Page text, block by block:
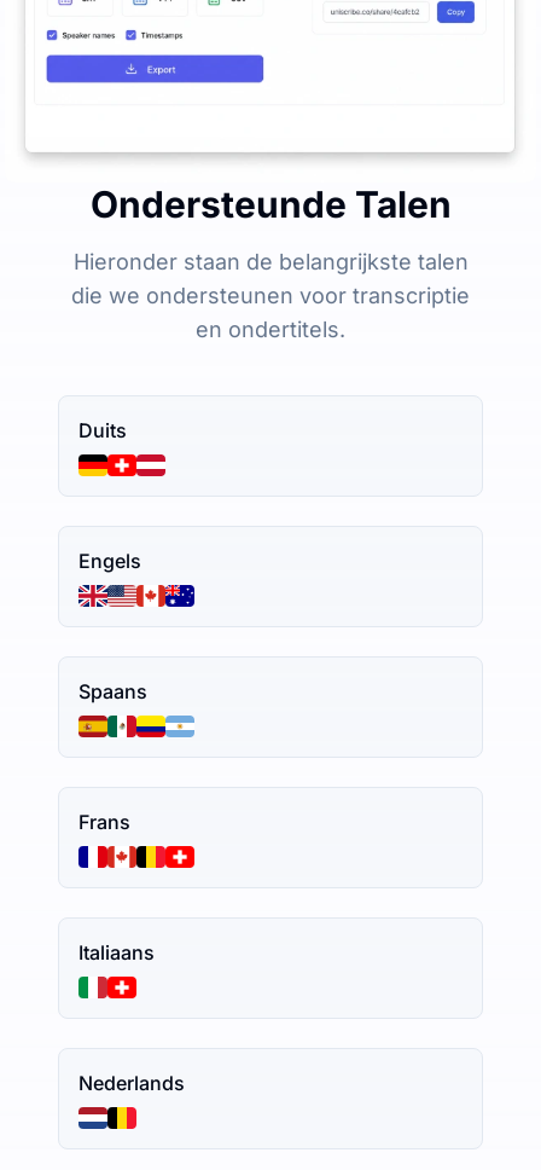
Ondersteunde Talen
Hieronder staan de belangrijkste talen
die we ondersteunen voor transcriptie
en ondertitels.
Duits
Engels
Spaans
Frans
Italiaans
Nederlands